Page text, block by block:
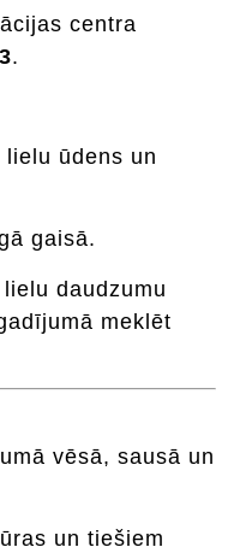
centra
.
ūdens un
gaisā.
daudzumu
meklēt
vēsā, sausā un
un tiešiem